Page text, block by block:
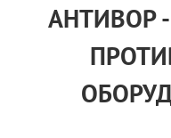
АНТИВОР